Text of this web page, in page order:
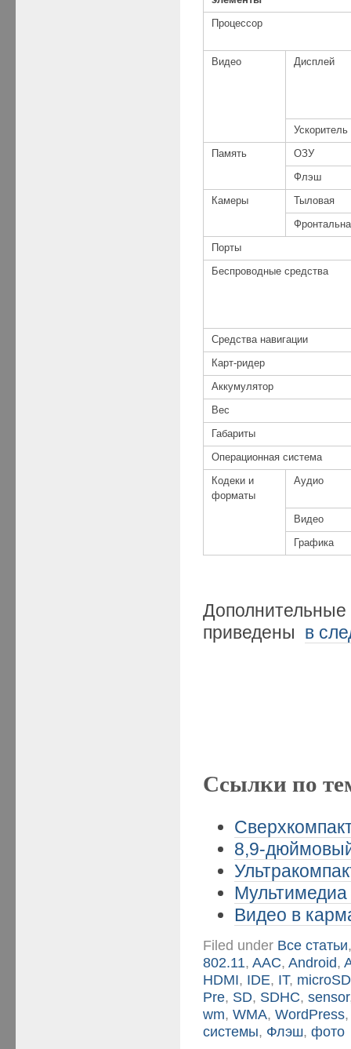
Процессор
Видео Дисплей
Ускоритель
Память ОЗУ
Флэш
Камеры Тыловая
Порты
Беспроводные средства
Средства навигации
Карт-ридер
Аккумулятор
Вес
Габариты
Операционная система
Кодеки и
форматы
Аудио
Видео
Графика
приведены в
Ссылки по
8,9-
Мультимедиа
Видео в
Filed under Все статьи
802.11,AAC,Android,
HDMI, IDE, IT, microSD
Pre, SD, SDHC,sensor
wm,WMA,WordPress
системы, Флэш,фото